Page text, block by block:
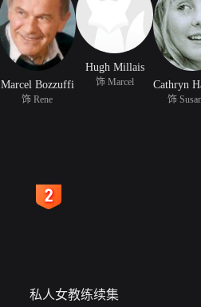
Marcel Bozzuffi
饰 Rene
Hugh Millais
饰 Marcel
饰
私人女教练续集